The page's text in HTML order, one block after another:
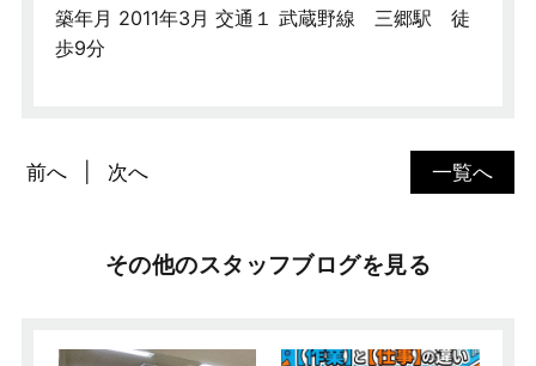
築年月 2011年3月 交通１ 武蔵野線 三郷駅 徒
歩9分
一覧へ
前へ 次へ
その他のスタッフブログを見る